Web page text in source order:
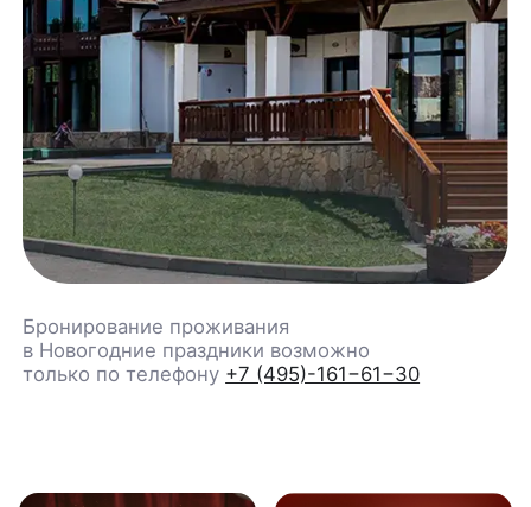
Бронирование проживания
в Новогодние праздники возможно
только по телефону+7 (495)-161−61−30